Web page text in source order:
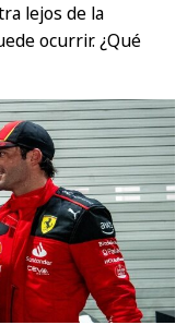
lejos de la
ocurrir. ¿Qué